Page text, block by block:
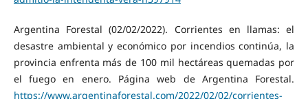
Argentina Forestal (02/02/2022). Corrientes en llamas: el
desastre ambiental y económico por incendios continúa, la
provincia enfrenta más de 100 mil hectáreas quemadas por
el fuego en enero. Página web de Argentina Forestal.
https://www.argentinaforestal.com/2022/02/02/corrientes-